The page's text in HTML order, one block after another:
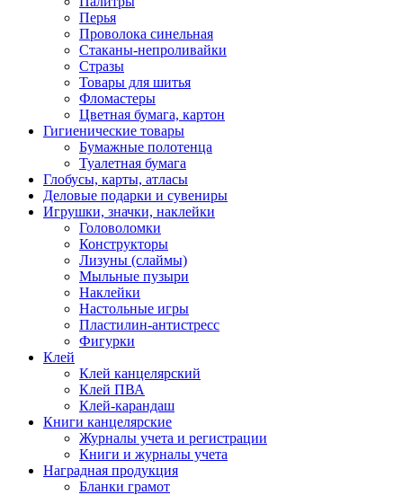
Перья
Проволока синельная
Стаканы-непроливайки
Стразы
Товары для шитья
Фломастеры
Цветная бумага, картон
Гигиенические товары
Бумажные полотенца
Туалетная бумага
Глобусы, карты, атласы
Деловые подарки и сувениры
Игрушки, значки, наклейки
Головоломки
Конструкторы
Лизуны (слаймы)
Мыльные пузыри
Наклейки
Настольные игры
Пластилин-антистресс
Фигурки
Клей
Клей канцелярский
Клей ПВА
Клей-карандаш
Книги канцелярские
Журналы учета и регистрации
Книги и журналы учета
Наградная продукция
Бланки грамот